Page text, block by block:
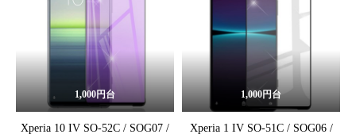
1,000円台
Xperia 10 IV SO-52C / SOG07 /
1,000円台
Xperia 1 IV SO-51C / SOG06 /